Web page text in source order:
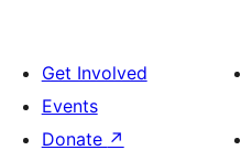
Get Involved
Events
Donate ↗